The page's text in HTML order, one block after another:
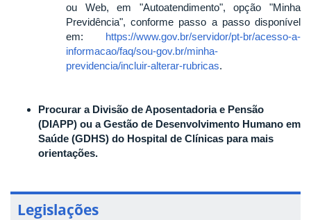
ou Web, em "Autoatendimento", opção "Minha
Previdência", conforme passo a passo disponível
em: https://www.gov.br/servidor/pt-br/acesso-a-
informacao/faq/sou-gov.br/minha-
previdencia/incluir-alterar-rubricas.
Procurar a Divisão de Aposentadoria e Pensão
(DIAPP) ou a Gestão de Desenvolvimento Humano em
Saúde (GDHS) do Hospital de Clínicas para mais
orientações.
Legislações